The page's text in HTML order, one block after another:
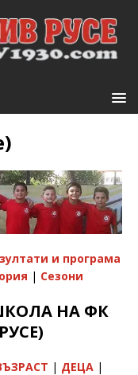
и програма
| Сезони
НА ФК
| ДЕЦА|